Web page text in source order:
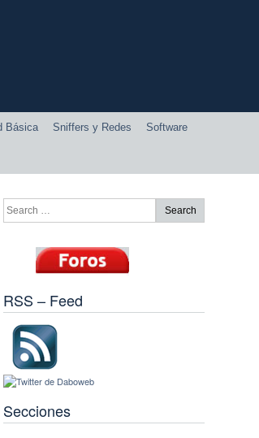
Básica Sniffers y Redes Software
RSS – Feed
Secciones